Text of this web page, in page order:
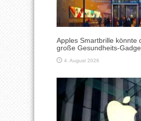
Apples Smartbrille könnte
große Gesundheits-
4. August 2026